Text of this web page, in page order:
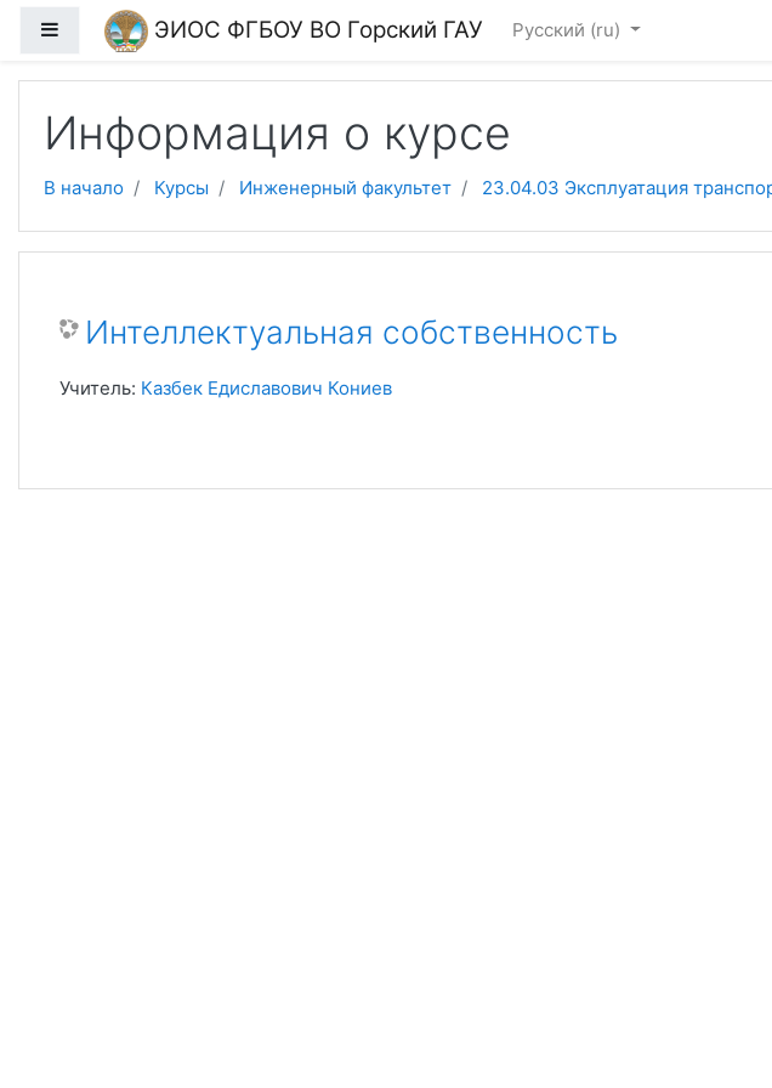
Перейти к основному содержанию
Боковая панельЭИОС ФГБОУ ВО Горский ГАУ Русский ‎(ru)‎
Информация о курсе
В начало Курсы Инженерный факультет 23.04.03 Эксплуатация
Интеллектуальная собственность
Учитель: Казбек Едиславович Кониев